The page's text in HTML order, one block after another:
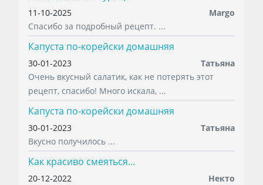
11-10-2025
Margo
Спасибо за подробный рецепт. ...
Капуста по-корейски домашняя
30-01-2023
Татьяна
Очень вкусный салатик, как не потерять этот
рецепт, спасибо! Много искала, ...
Капуста по-корейски домашняя
30-01-2023
Татьяна
Вкусно получилось ...
Как красиво смеяться...
20-12-2022
Некто